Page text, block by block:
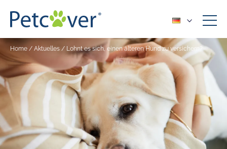
Home / Aktuelles / Lohnt es sich, einen älteren Hund zu versichern?